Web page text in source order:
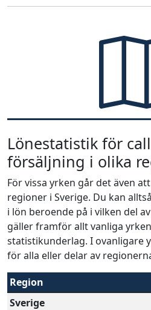
Lönestatistik för
försäljning i olika
För vissa yrken går det även
regioner i Sverige. Du kan
i lön beroende på i vilken del
gäller framför allt vanliga
statistikunderlag. I ovanligare
för alla eller delar av
Region
Sverige